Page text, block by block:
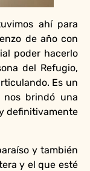
ahí para
de año con
poder hacerlo
del Refugio,
Es un
nos brindó una
definitivamente
y también
y el que esté